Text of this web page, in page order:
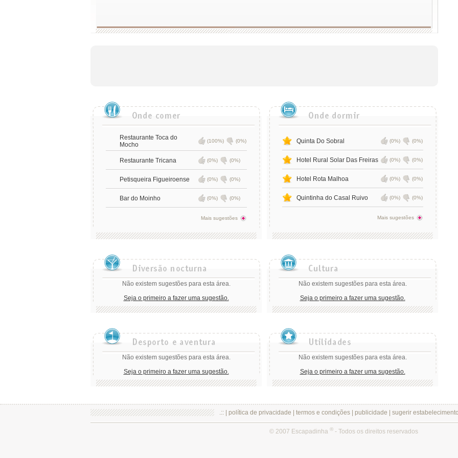
Restaurante Toca do
Mocho
(100%) (0%)
Restaurante Tricana (0%) (0%)
Petisqueira Figueiroense (0%) (0%)
Bar do Moinho (0%) (0%)
Mais sugestões
Quinta Do Sobral (0%) (0%)
Hotel Rural Solar Das Freiras (0%) (0%)
Hotel Rota Malhoa (0%) (0%)
Quintinha do Casal Ruivo (0%) (0%)
Mais sugestões
Não existem sugestões para esta área.
Seja o primeiro a fazer uma sugestão.
Não existem sugestões para esta área.
Seja o primeiro a fazer uma sugestão.
Não existem sugestões para esta área.
Seja o primeiro a fazer uma sugestão.
Não existem sugestões para esta área.
Seja o primeiro a fazer uma sugestão.
.:: | política de privacidade termos e condições| publicidade sugerir estabelecimento
© 2007 Escapadinha ®- Todos os direitos reservados